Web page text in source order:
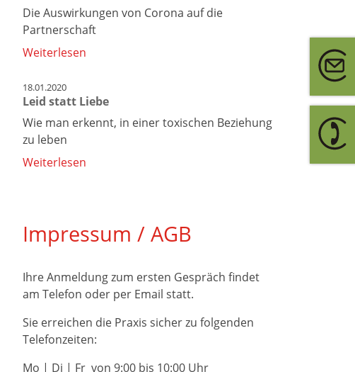
Die Auswirkungen von Corona auf die
Partnerschaft
Weiterlesen
18.01.2020
Leid statt Liebe
Wie man erkennt, in einer toxischen Beziehung
zu leben
Weiterlesen
Impressum / AGB
Ihre Anmeldung zum ersten Gespräch findet
am Telefon oder per Email statt.
Sie erreichen die Praxis sicher zu folgenden
Telefonzeiten:
Mo | Di | Fr von 9:00 bis 10:00 Uhr